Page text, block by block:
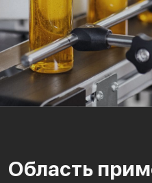
Область